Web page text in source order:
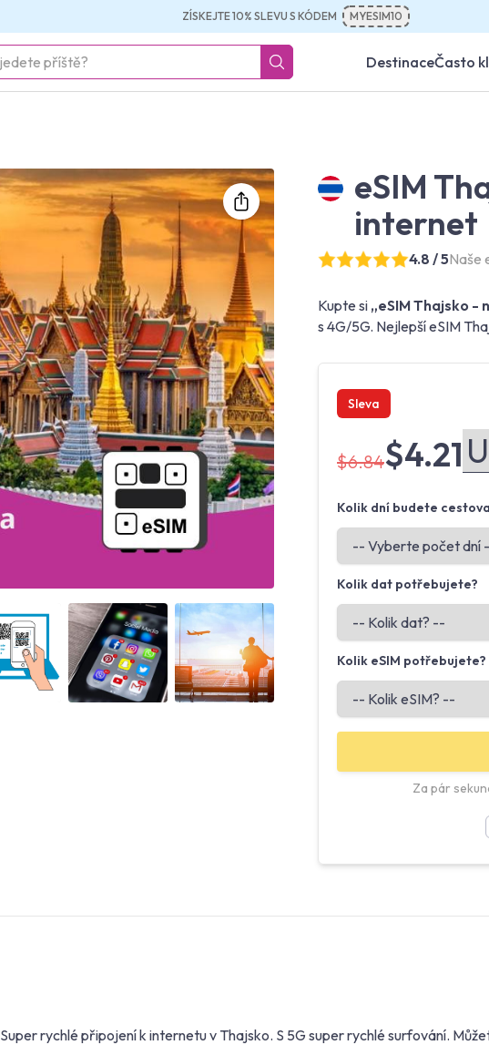
ZÍSKEJTE 10% SLEVU S KÓDEM MYESIM10
DestinaceČasto
Angled view Angled view Angled view
eSIM
internet
4.8 / 5Naše
Kupte si „eSIM Thajsko -
s 4G/5G. Nejlepší eSIM
Sleva
$6.84$4.21
Kolik dní budete
Kolik dat potřebujete?
Kolik eSIM potřebujete?
Za pár
rychlé připojení k internetu v Thajsko. S 5G super rychlé surfování.